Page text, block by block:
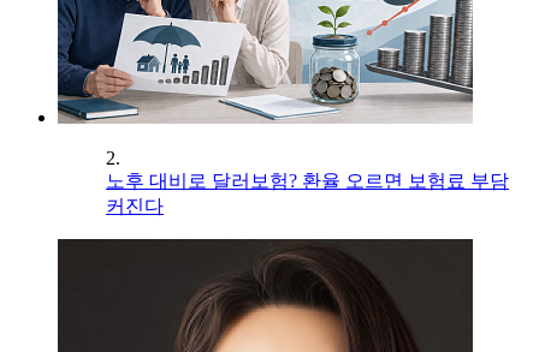
2.
노후 대비로 달러보험? 환율 오르면 보험료 부담
커진다